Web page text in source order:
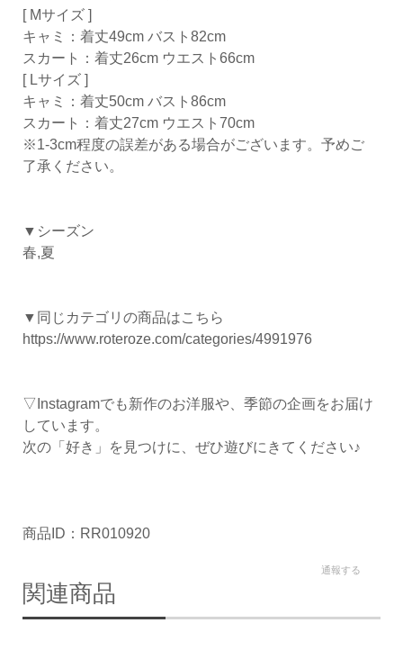
[ Mサイズ ]
キャミ：着丈49cm バスト82cm
スカート：着丈26cm ウエスト66cm
[ Lサイズ ]
キャミ：着丈50cm バスト86cm
スカート：着丈27cm ウエスト70cm
※1-3cm程度の誤差がある場合がございます。予めご
了承ください。
▼シーズン
春,夏
▼同じカテゴリの商品はこちら
https://www.roteroze.com/categories/4991976
▽Instagramでも新作のお洋服や、季節の企画をお届け
しています。
次の「好き」を見つけに、ぜひ遊びにきてください♪
商品ID：RR010920
通報する
関連商品